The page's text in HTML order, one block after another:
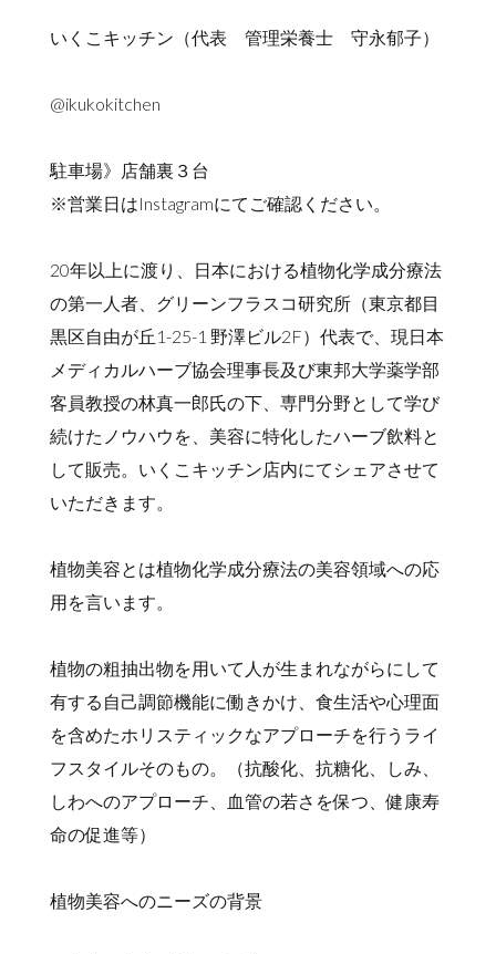
いくこキッチン（代表 管理栄養士 守永郁子）
@ikukokitchen
駐車場》店舗裏３台
※営業日はInstagramにてご確認ください。
20年以上に渡り、日本における植物化学成分療法
の第一人者、グリーンフラスコ研究所（東京都目
黒区自由が丘1-25-1 野澤ビル2F）代表で、現日本
メディカルハーブ協会理事長及び東邦大学薬学部
客員教授の林真一郎氏の下、専門分野として学び
続けたノウハウを、美容に特化したハーブ飲料と
して販売。いくこキッチン店内にてシェアさせて
いただきます。
植物美容とは植物化学成分療法の美容領域への応
用を言います。
植物の粗抽出物を用いて人が生まれながらにして
有する自己調節機能に働きかけ、食生活や心理面
を含めたホリスティックなアプローチを行うライ
フスタイルそのもの。（抗酸化、抗糖化、しみ、
しわへのアプローチ、血管の若さを保つ、健康寿
命の促進等）
植物美容へのニーズの背景